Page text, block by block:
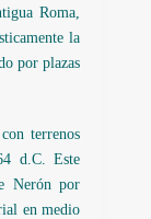
Roma,
la
por plazas
terrenos
d.C. Este
Nerón por
en medio